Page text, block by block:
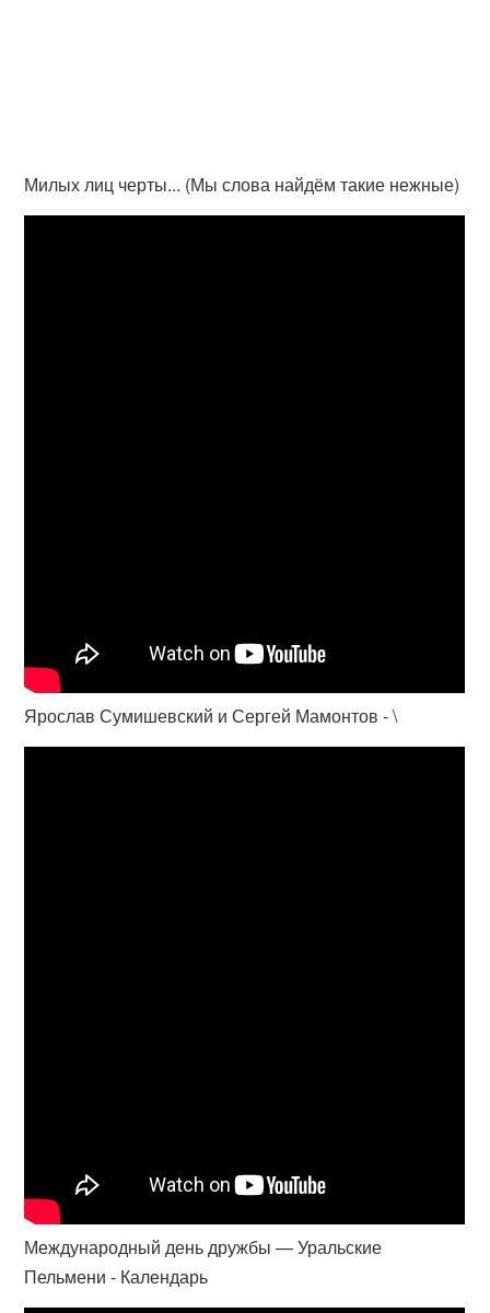
Милых лиц черты... (Мы слова найдём такие нежные)
Ярослав Сумишевский и Сергей Мамонтов - \
Международный день дружбы — Уральские
Пельмени - Календарь